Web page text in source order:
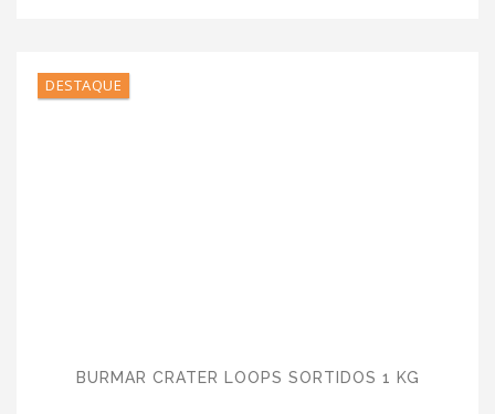
DESTAQUE
BURMAR CRATER LOOPS SORTIDOS 1 KG